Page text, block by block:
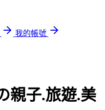
我的帳號
親子.旅遊.美